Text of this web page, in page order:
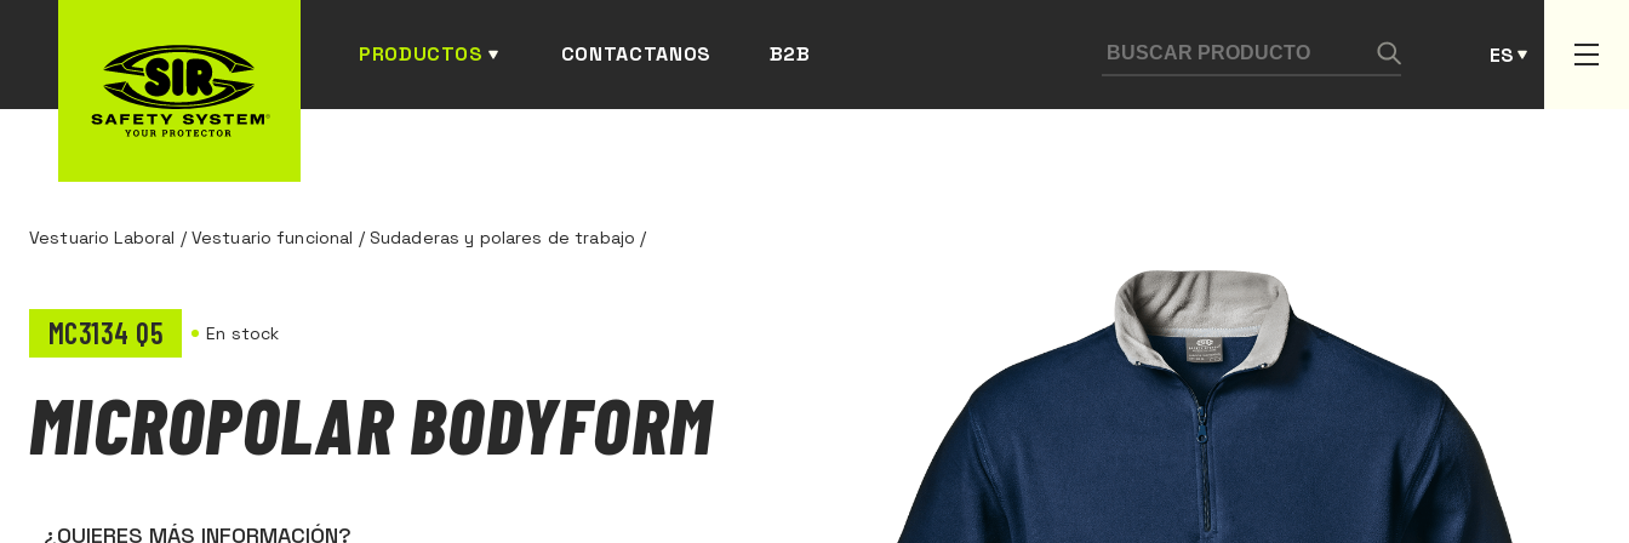
PRODUCTOS CONTACTANOS B2B ES
Vestuario Laboral / Vestuario funcional / Sudaderas y polares de trabajo /
MC3134 Q5 En stock
MICROPOLAR BODYFORM
¿QUIERES MÁS INFORMACIÓN?